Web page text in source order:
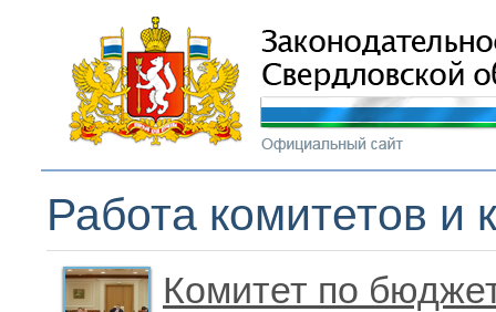
Работа комитетов и
Комитет по